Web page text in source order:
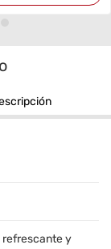
refrescante y